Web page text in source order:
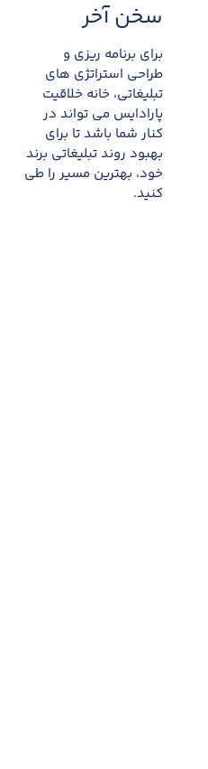
سخن آخر
برای برنامه ریزی و
طراحی استراتژی های
تبلیغاتی، خانه خلاقیت
پارادایس می تواند در
کنار شما باشد تا برای
بهبود روند تبلیغاتی برند
خود، بهترین مسیر را طی
کنید.